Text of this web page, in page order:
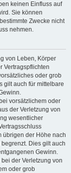
keinen Einfluss auf
Sie können
Zwecke nicht
nehmen.
von Leben, Körper
Vertragspflichten
oder grob
gilt auch für mittelbare
vorsätzlichem oder
der Verletzung von
wesentlicher
übrigen der Höhe nach
Dies gilt auch
Gewinn.
der Verletzung von
oder grob